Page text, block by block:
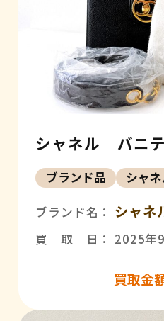
シャネル バニ
ブランド品 シャ
ブランド名： シャネ
買 取 日： 2025年9
買取金